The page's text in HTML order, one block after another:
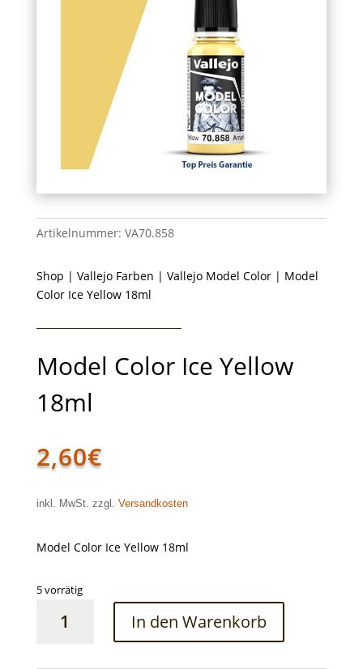
Artikelnummer: VA70.858
Shop | Vallejo Farben | Vallejo Model Color| Model
Color Ice Yellow 18ml
Model Color Ice Yellow
18ml
2,60€
inkl. MwSt. zzgl. Versandkosten
Model Color Ice Yellow 18ml
5 vorrätig
Color
In den Warenkorb